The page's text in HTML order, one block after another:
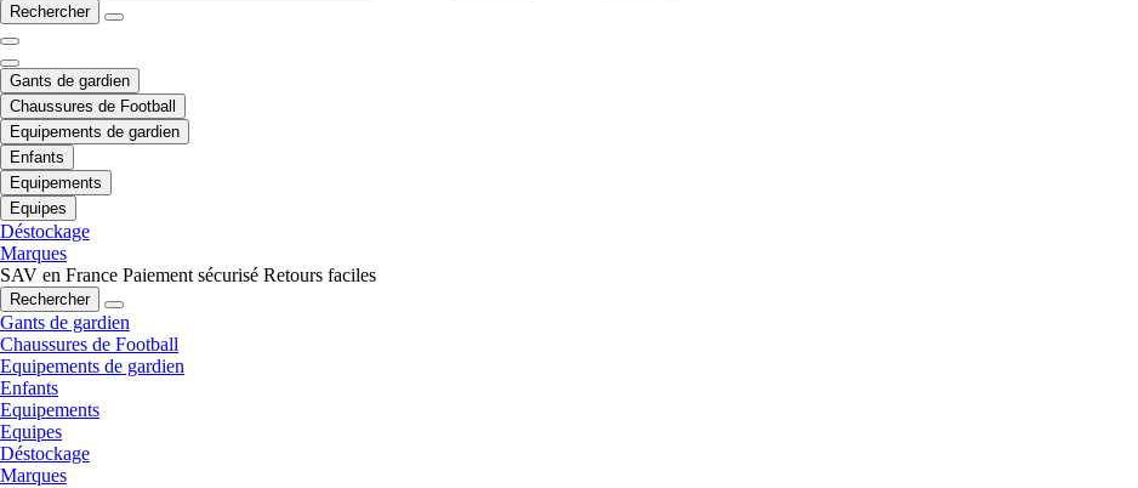
Rechercher
Gants de gardien
Chaussures de Football
Equipements de gardien
Enfants
Equipements
Equipes
Déstockage
Marques
SAV en France Paiement sécurisé Retours faciles
Rechercher
Gants de gardien
Chaussures de Football
Equipements de gardien
Enfants
Equipements
Equipes
Déstockage
Marques